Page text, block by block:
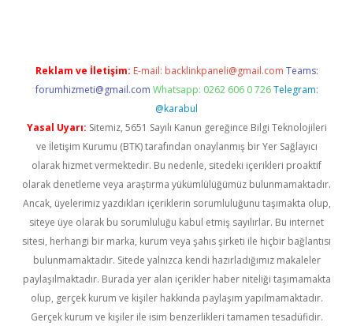
Reklam ve İletişim: E-mail: backlinkpaneli@gmail.com Teams:
forumhizmeti@gmail.com Whatsapp: 0262 606 0 726 Telegram:
@karabul
Yasal Uyarı: Sitemiz, 5651 Sayılı Kanun gereğince Bilgi Teknolojileri
ve İletişim Kurumu (BTK) tarafından onaylanmış bir Yer Sağlayıcı
olarak hizmet vermektedir. Bu nedenle, sitedeki içerikleri proaktif
olarak denetleme veya araştırma yükümlülüğümüz bulunmamaktadır.
Ancak, üyelerimiz yazdıkları içeriklerin sorumluluğunu taşımakta olup,
siteye üye olarak bu sorumluluğu kabul etmiş sayılırlar. Bu internet
sitesi, herhangi bir marka, kurum veya şahıs şirketi ile hiçbir bağlantısı
bulunmamaktadır. Sitede yalnızca kendi hazırladığımız makaleler
paylaşılmaktadır. Burada yer alan içerikler haber niteliği taşımamakta
olup, gerçek kurum ve kişiler hakkında paylaşım yapılmamaktadır.
Gerçek kurum ve kişiler ile isim benzerlikleri tamamen tesadüfidir.